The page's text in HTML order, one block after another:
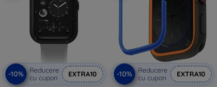
-10%
Reducere
cu cupon
EXTRA10 -10%
Reducere
cu cupon
EXTRA10